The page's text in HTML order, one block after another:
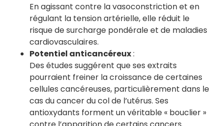
En agissant contre la vasoconstriction et en
régulant la tension artérielle, elle réduit le
risque de surcharge pondérale et de maladies
cardiovasculaires.
Potentiel anticancéreux:
Des études suggérent que ses extraits
pourraient freiner la croissance de certaines
cellules cancéreuses, particulièrement dans le
cas du cancer du col de l’utérus. Ses
antioxydants forment un véritable « bouclier »